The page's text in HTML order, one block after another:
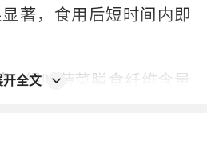
著，食用后短时间内即
：绿叶蔬菜膳食纤维含量
开全文